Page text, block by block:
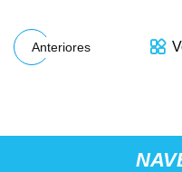
Anteriores